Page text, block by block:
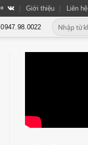
Giới thiệu Liên hệ
0947.98.0022
Tìm
kiếm: